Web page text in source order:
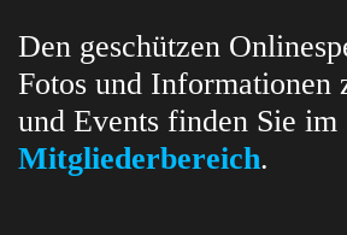
Den geschützen
Fotos und Informationen
und Events finden Sie im
Mitgliederbereich.